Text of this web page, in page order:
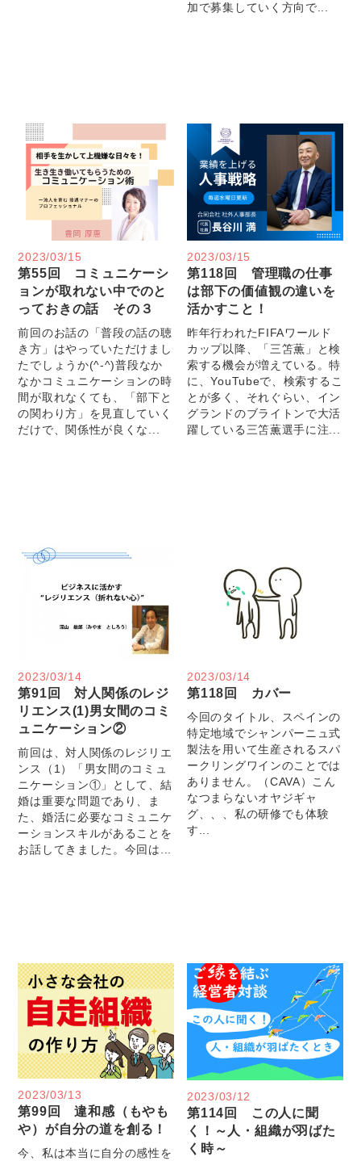
加で募集していく方向で...
2023/03/15
第55回 コミュニケーシ
ョンが取れない中でのと
っておきの話 その３
前回のお話の「普段の話の聴
き方」はやっていただけまし
たでしょうか(^-^)普段なか
なかコミュニケーションの時
間が取れなくても、「部下と
の関わり方」を見直していく
だけで、関係性が良くな...
2023/03/15
第118回 管理職の仕事
は部下の価値観の違いを
活かすこと！
昨年行われたFIFAワールド
カップ以降、「三笘薫」と検
索する機会が増えている。特
に、YouTubeで、検索するこ
とが多く、それぐらい、イン
グランドのブライトンで大活
躍している三笘薫選手に注...
2023/03/14
第91回 対人関係のレジ
リエンス(1)男女間のコミ
ュニケーション②
前回は、対人関係のレジリエ
ンス（1）「男女間のコミュ
ニケーション①」として、結
婚は重要な問題であり、ま
た、婚活に必要なコミュニケ
ーションスキルがあることを
お話してきました。今回は...
2023/03/14
第118回 カバー
今回のタイトル、スペインの
特定地域でシャンパーニュ式
製法を用いて生産されるスパ
ークリングワインのことでは
ありません。（CAVA）こん
なつまらないオヤジギャ
グ、、、私の研修でも体験
す...
2023/03/13
第99回 違和感（もやも
や）が自分の道を創る！
今、私は本当に自分の感性を
2023/03/12
第114回 この人に聞
く！～人・組織が羽ばた
く時～